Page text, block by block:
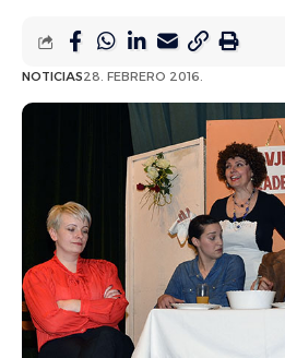
NOTICIAS28. FEBRERO 2016.